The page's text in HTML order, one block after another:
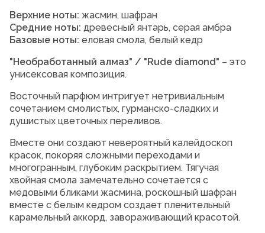
Верхние ноты: жасмин, шафран
Средние ноты: древесный янтарь, серая амбра
Базовые ноты: еловая смола, белый кедр
"Необработанный алмаз" / "Rude diamond" – это
унисексовая композиция.
Восточный парфюм интригует нетривиальным
сочетанием смолистых, гурманско-сладких и
душистых цветочных переливов.
Вместе они создают невероятный калейдоскоп
красок, покоряя сложными переходами и
многогранным, глубоким раскрытием. Тягучая
хвойная смола замечательно сочетается с
медовыми бликами жасмина, роскошный шафран
вместе с белым кедром создает пленительный
карамельный аккорд, завораживающий красотой.